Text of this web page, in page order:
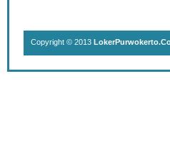
Copyright © 2013